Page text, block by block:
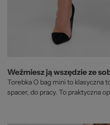
Weźmiesz ją wszędzie ze
Torebka O bag mini to klasyczna
spacer, do pracy. To praktyczna